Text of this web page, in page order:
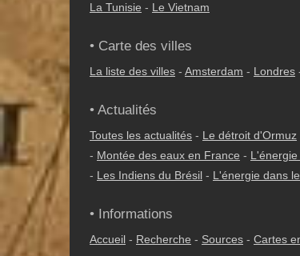
La Tunisie - Le Vietnam
• Carte des villes
La liste des villes - Amsterdam - Londres
• Actualités
Toutes les actualités - Le détroit d'Ormuz
- Montée des eaux en France - L'énergie
- Les Indiens du Brésil - L'énergie dans
• Informations
Accueil - Recherche - Sources - Cartes